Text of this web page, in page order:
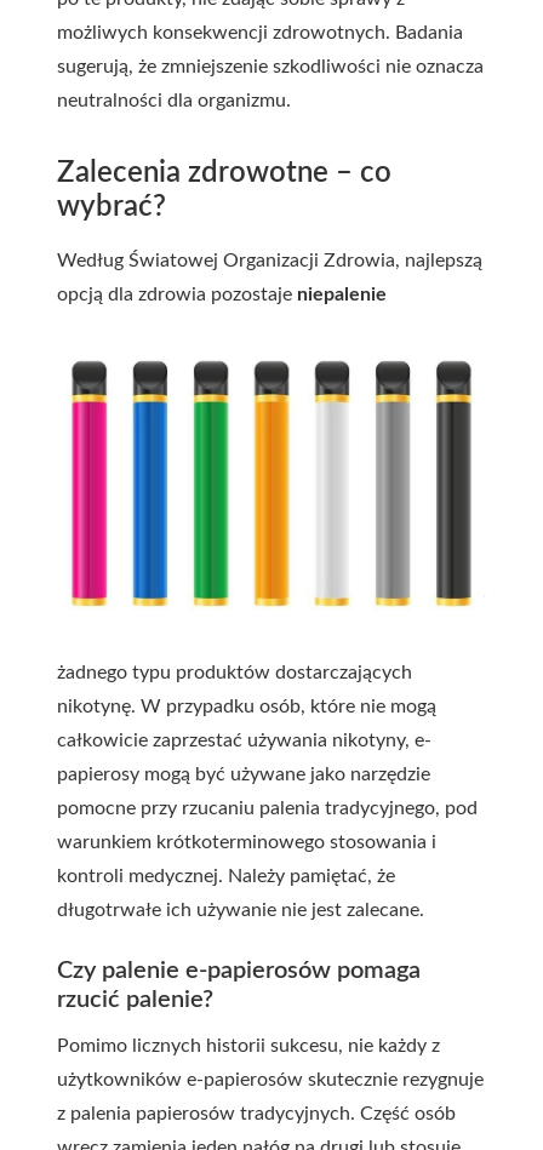
możliwych konsekwencji zdrowotnych. Badania
sugerują, że zmniejszenie szkodliwości nie oznacza
neutralności dla organizmu.
Zalecenia zdrowotne – co
wybrać?
Według Światowej Organizacji Zdrowia, najlepszą
opcją dla zdrowia pozostaje niepalenie
żadnego typu produktów dostarczających
nikotynę. W przypadku osób, które nie mogą
całkowicie zaprzestać używania nikotyny, e-
papierosy mogą być używane jako narzędzie
pomocne przy rzucaniu palenia tradycyjnego, pod
warunkiem krótkoterminowego stosowania i
kontroli medycznej. Należy pamiętać, że
długotrwałe ich używanie nie jest zalecane.
Czy palenie e-papierosów pomaga
rzucić palenie?
Pomimo licznych historii sukcesu, nie każdy z
użytkowników e-papierosów skutecznie rezygnuje
z palenia papierosów tradycyjnych. Część osób